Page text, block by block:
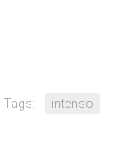
Tags: intenso